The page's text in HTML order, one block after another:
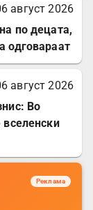
август 2026
по децата,
одговараат
август 2026
Во
вселенски
Реклама